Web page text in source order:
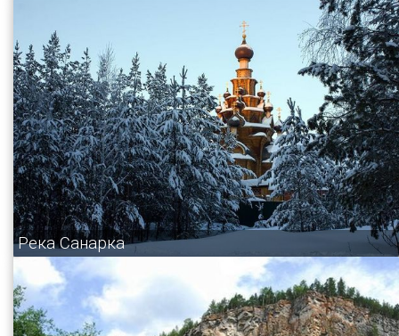
Река Санарка